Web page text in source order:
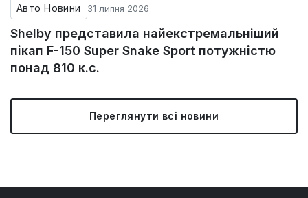
Авто Новини 31 липня 2026
Shelby представила найекстремальніший
пікап F-150 Super Snake Sport потужністю
понад 810 к.с.
Переглянути всі новини